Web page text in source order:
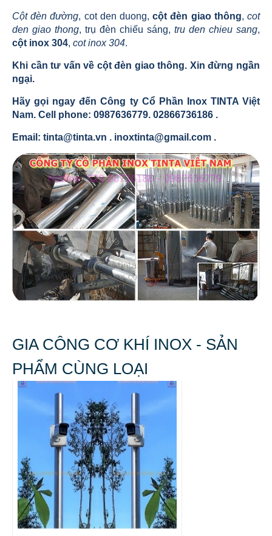
Cột đèn đường, cot den duong,cột đèn giao thông,cot
den giao thong, trụ đèn chiếu sáng, tru den chieu sang,
cột inox 304, cot inox 304.
Khi cần tư vấn về cột đèn giao thông. Xin đừng ngần
ngại.
Hãy gọi ngay đến Công ty Cổ Phần Inox TINTA Việt
Nam. Cell phone: 0987636779. 02866736186 .
Email: tinta@tinta.vn . inoxtinta@gmail.com .
GIA CÔNG CƠ KHÍ INOX - SẢN
PHẨM CÙNG LOẠI